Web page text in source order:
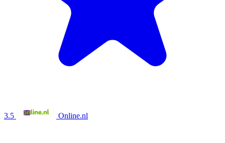
3.5 Online.nl